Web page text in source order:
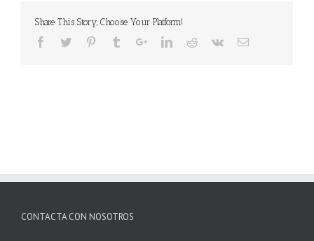
Share This Story, Choose Your Platform!
CONTACTA CON NOSOTROS